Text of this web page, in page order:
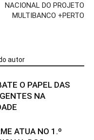
NACIONAL DO PROJETO
MULTIBANCO +PERTO
autor
O PAPEL DAS
NA
ATUA NO 1.º